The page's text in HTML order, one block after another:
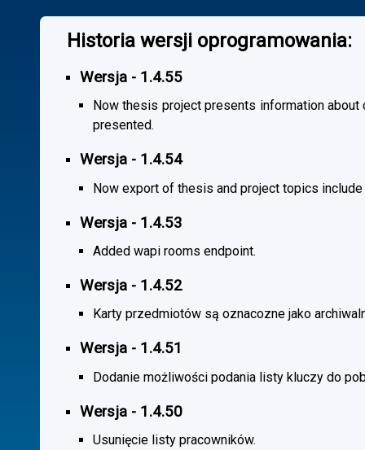
Historia wersji oprogramowania:
Wersja - 1.4.55
Now thesis project presents information
presented.
Wersja - 1.4.54
Now export of thesis and project topics
Wersja - 1.4.53
Added wapi rooms endpoint.
Wersja - 1.4.52
Karty przedmiotów są oznacozne jako
Wersja - 1.4.51
Dodanie możliwości podania listy kluczy do
Wersja - 1.4.50
Usunięcie listy pracowników.